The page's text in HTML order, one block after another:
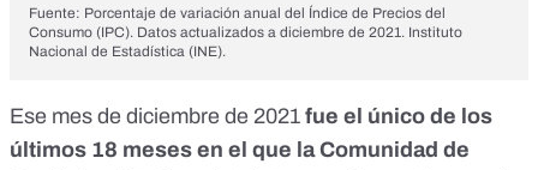
Fuente: Porcentaje de variación anual del Índice de Precios del
Consumo (IPC). Datos actualizados a diciembre de 2021. Instituto
Nacional de Estadística (INE).
Ese mes de diciembre de 2021 fue el único de los
últimos 18 meses en el que la Comunidad de